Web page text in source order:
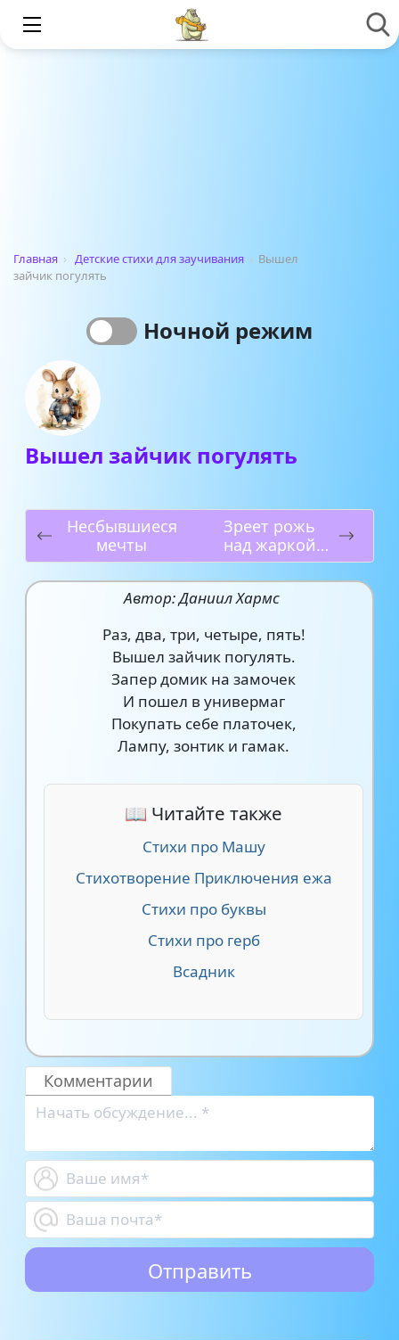
Главная › Детские стихи для заучивания › Вышел
зайчик погулять
Ночной режим
Вышел зайчик погулять
Несбывшиеся
мечты
Зреет рожь
над жаркой
нивой…
Автор: Даниил Хармс
Раз, два, три, четыре, пять!
Вышел зайчик погулять.
Запер домик на замочек
И пошел в универмаг
Покупать себе платочек,
Лампу, зонтик и гамак.
📖 Читайте также
Стихи про Машу
Стихотворение Приключения ежа
Стихи про буквы
Стихи про герб
Всадник
Комментарии